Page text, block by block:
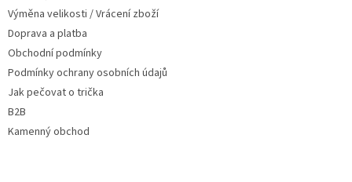
Výměna velikosti / Vrácení zboží
Doprava a platba
Obchodní podmínky
Podmínky ochrany osobních údajů
Jak pečovat o trička
B2B
Kamenný obchod